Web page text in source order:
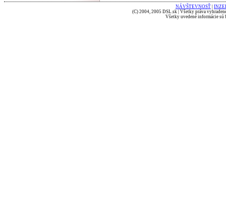
NÁVŠTEVNOSŤ
(C) 2004, 2005 DSL.sk | Všetky práva
Všetky uvedené informácie sú